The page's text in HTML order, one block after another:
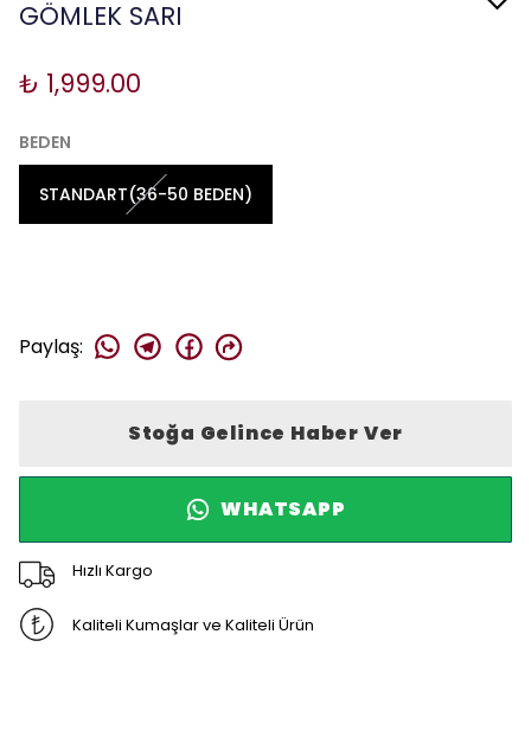
GÖMLEK SARI
₺ 1,999.00
BEDEN
STANDART(36-50 BEDEN)
Paylaş:
Stoğa Gelince Haber Ver
WHATSAPP
Hızlı Kargo
Kaliteli Kumaşlar ve Kaliteli Ürün